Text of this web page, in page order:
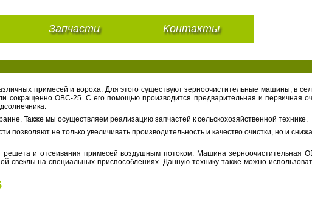
Запчасти Контакты
примесей и вороха. Для этого существуют зерноочистительные машины, в
сокращенно ОВС-25. С его помощью производится предварительная и первичная
Также мы осуществляем реализацию запчастей к сельскохозяйственной технике.
не только увеличивать производительность и качество очистки, но и
решета и отсеивания примесей воздушным потоком. Машина зерноочистительная
свеклы на специальных приспособлениях. Данную технику также можно